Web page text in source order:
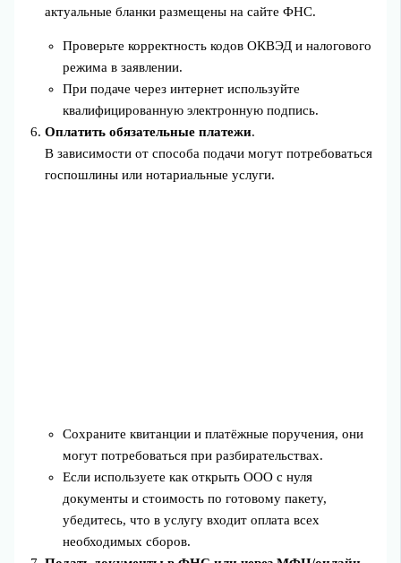
актуальные бланки размещены на сайте ФНС.
Проверьте корректность кодов ОКВЭД и налогового
режима в заявлении.
При подаче через интернет используйте
квалифицированную электронную подпись.
Оплатить обязательные платежи.
В зависимости от способа подачи могут потребоваться
госпошлины или нотариальные услуги.
Сохраните квитанции и платёжные поручения, они
могут потребоваться при разбирательствах.
Если используете как открыть ООО с нуля
документы и стоимость по готовому пакету,
убедитесь, что в услугу входит оплата всех
необходимых сборов.